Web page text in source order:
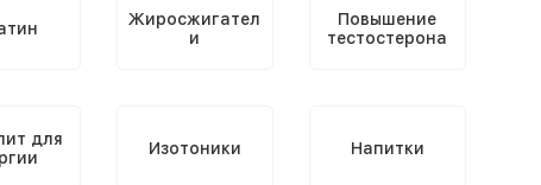
Жиросжигател
и
Повышение
тестостерона
для
Изотоники Напитки